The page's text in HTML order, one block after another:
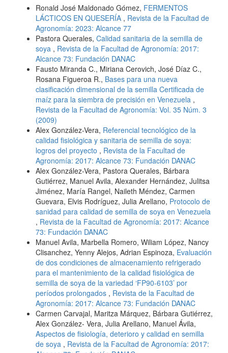
Ronald José Maldonado Gómez, FERMENTOS
LÁCTICOS EN QUESERÍA , Revista de la Facultad de
Agronomía: 2023: Alcance 77
Pastora Querales, Calidad sanitaria de la semilla de
soya , Revista de la Facultad de Agronomía: 2017:
Alcance 73: Fundación DANAC
Fausto Miranda C., Miriana Cerovich, José Díaz C.,
Rosana Figueroa R., Bases para una nueva
clasificación dimensional de la semilla Certificada de
maíz para la siembra de precisión en Venezuela ,
Revista de la Facultad de Agronomía: Vol. 35 Núm. 3
(2009)
Alex González-Vera, Referencial tecnológico de la
calidad fisiológica y sanitaria de semilla de soya:
logros del proyecto , Revista de la Facultad de
Agronomía: 2017: Alcance 73: Fundación DANAC
Alex González-Vera, Pastora Querales, Bárbara
Gutiérrez, Manuel Avila, Alexander Hernández, Julitsa
Jiménez, María Rangel, Naileth Méndez, Carmen
Guevara, Elvis Rodríguez, Julia Arellano, Protocolo de
sanidad para calidad de semilla de soya en Venezuela
, Revista de la Facultad de Agronomía: 2017: Alcance
73: Fundación DANAC
Manuel Avila, Marbella Romero, Wiliam López, Nancy
Clisanchez, Yenny Alejos, Adrian Espinoza, Evaluación
de dos condiciones de almacenamiento refrigerado
para el mantenimiento de la calidad fisiológica de
semilla de soya de la variedad ‘FP90-6103’ por
períodos prolongados , Revista de la Facultad de
Agronomía: 2017: Alcance 73: Fundación DANAC
Carmen Carvajal, Maritza Márquez, Bárbara Gutiérrez,
Alex González- Vera, Julia Arellano, Manuel Ávila,
Aspectos de fisiología, deterioro y calidad en semilla
de soya , Revista de la Facultad de Agronomía: 2017: